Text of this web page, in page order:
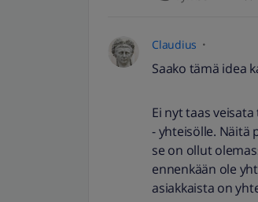
Claudius
Saako tämä idea
Ei nyt taas
- yhteisölle. Näitä
se on ollut
ennenkään ole
asiakkaista on